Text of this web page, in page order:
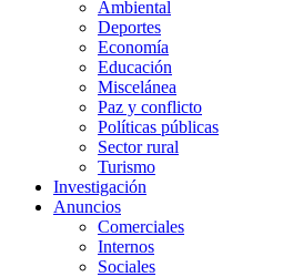
Ambiental
Deportes
Economía
Educación
Miscelánea
Paz y conflicto
Políticas públicas
Sector rural
Turismo
Investigación
Anuncios
Comerciales
Internos
Sociales